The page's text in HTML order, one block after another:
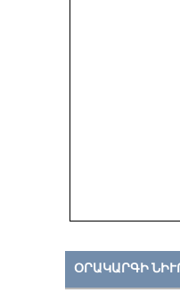
ՕՐԱԿԱՐԳԻ